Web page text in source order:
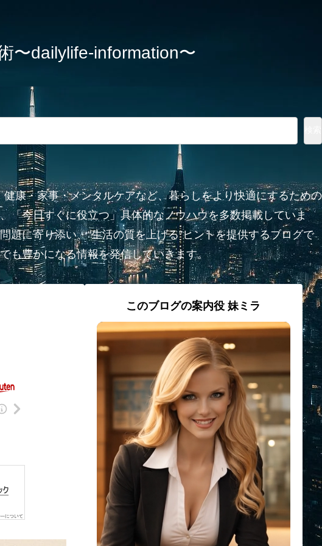
〜dailylife-information〜
康・家事・メンタルケアなど、暮らしをより快適にするための
「今日すぐに役立つ」具体的なノウハウを多数掲載していま
に寄り添い、“生活の質を上げる”ヒントを提供するブログで
も豊かになる情報を発信していきます。
このブログの案内役 妹ミラ